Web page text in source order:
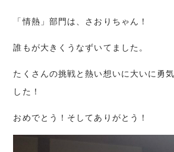
「情熱」部門は、さおりちゃん！
誰もが大きくうなずいてました。
たくさんの挑戦と熱い想いに大いに勇
した！
おめでとう！そしてありがとう！